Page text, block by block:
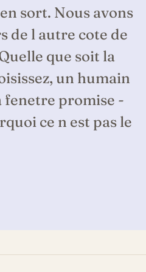
sort. Nous avons
de l autre cote de
que soit la
un humain
fenetre promise -
ce n est pas le